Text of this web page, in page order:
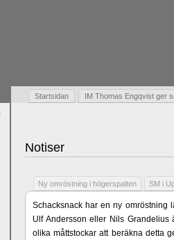
Startsidan IM Thomas Engqvist ger
Notiser
Ny omröstning i högerspalten SM i
Schacksnack har en ny omröstning
Ulf Andersson eller Nils
olika måttstockar att beräkna detta